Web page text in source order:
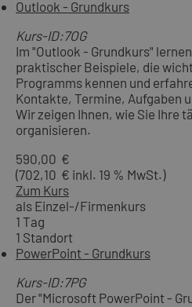
Outlook - Grundkurs
Kurs-ID:7OG
Im "Outlook - Grundkurs"
praktischer Beispiele, die
Programms kennen und
Kontakte, Termine, Aufgaben
Wir zeigen Ihnen, wie Sie Ihre
organisieren.
590,00 €
(702,10 € inkl. 19 % MwSt.)
Zum Kurs
als Einzel-/Firmenkurs
1 Tag
1 Standort
PowerPoint - Grundkurs
Kurs-ID:7PG
Der "Microsoft PowerPoint -